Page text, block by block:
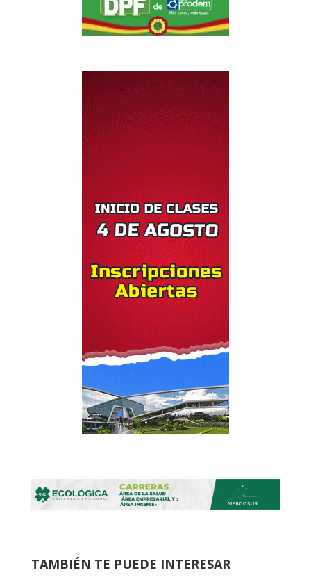
TAMBIÉN TE PUEDE INTERESAR